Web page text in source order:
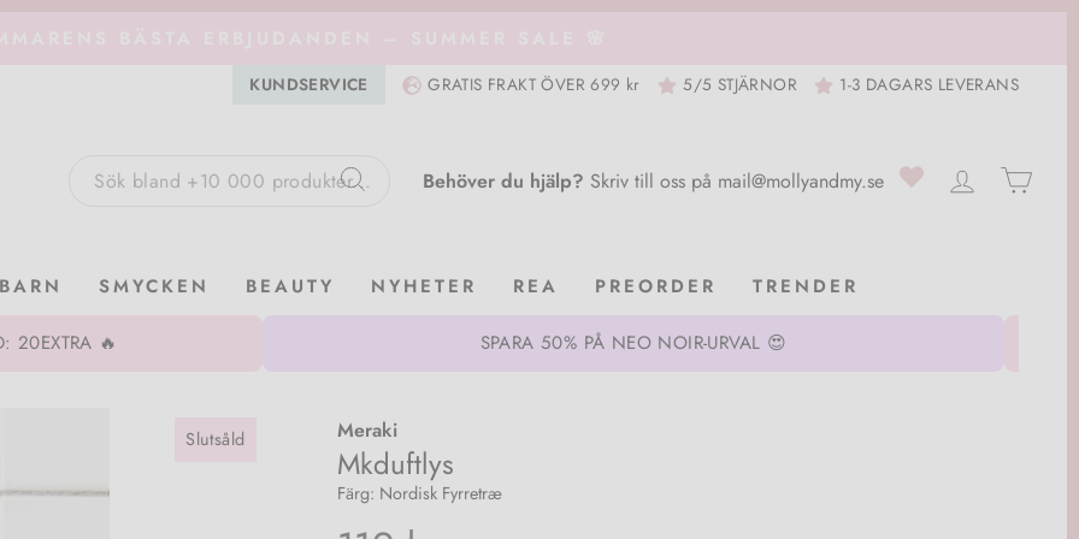
KUNDSERVICE GRATIS FRAKT ÖVER 699 kr 5/5 STJÄRNOR 1-3 DAGARS LEVERANS
Behöver du hjälp? Skriv till oss på mail@mollyandmy.se LOGGA IN
BARN SMYCKEN BEAUTY NYHETER REA PREORDER TRENDER
20EXTRA 🔥 SPARA 50% PÅ NEO NOIR-URVAL 😍
Slutsåld Meraki
Mkduftlys
Färg: Nordisk Fyrretræ